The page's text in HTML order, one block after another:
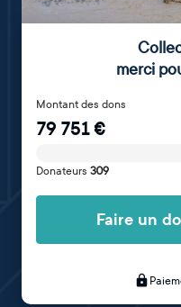
merci
Montant des dons
79 751€
Donateurs 309
Faire un